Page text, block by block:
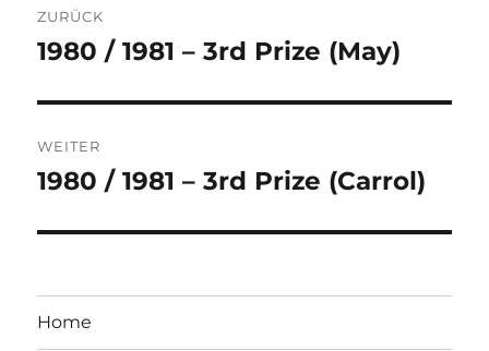
ZURÜCK
Vorheriger
1980 / 1981 – 3rd Prize (May)
WEITER
Nächster
1980 / 1981 – 3rd Prize (Carrol)
Home